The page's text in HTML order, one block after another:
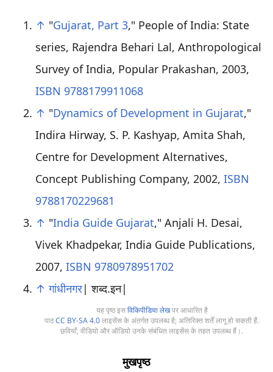
↑ "Gujarat, Part 3," People of India: State
series, Rajendra Behari Lal, Anthropological
Survey of India, Popular Prakashan, 2003,
ISBN 9788179911068
↑ "Dynamics of Development in Gujarat,"
Indira Hirway, S. P. Kashyap, Amita Shah,
Centre for Development Alternatives,
Concept Publishing Company, 2002, ISBN
9788170229681
↑ "India Guide Gujarat," Anjali H. Desai,
Vivek Khadpekar, India Guide Publications,
2007, ISBN 9780978951702
↑ गांधीनगर| शब्द.इन|
यह पृष्ठ इसविकिपीडिया लेखपर आधारित है
पाठCC BY-SA 4.0लाइसेंस के अंतर्गत उपलब्ध है; अतिरिक्त शर्तें लागू हो सकती हैं.
छवियाँ, वीडियो और ऑडियो उनके संबंधित लाइसेंस के तहत उपलब्ध हैं।.
मुखपृष्ठ